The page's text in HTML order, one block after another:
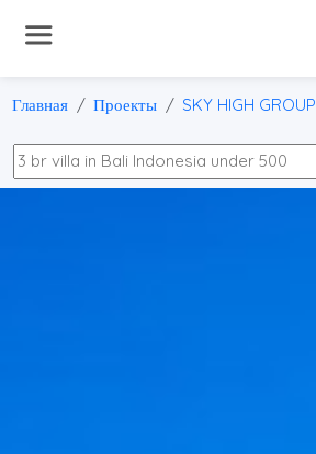
Главная Проекты SKY HIGH GROUP